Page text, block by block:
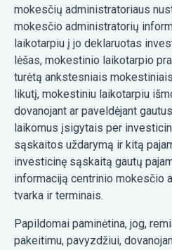
mokesčių administratoriaus
mokesčio administratorių
laikotarpiu į jo deklaruotas
lėšas, mokestinio laikotarpio
turėtą ankstesniais
likutį, mokestiniu laikotarpiu
dovanojant ar paveldėjant
laikomus įsigytais per
sąskaitos uždarymą ir kitą
investicinę sąskaitą gautų
informaciją centrinio mokesčio
tvarka ir terminais.
Papildomai paminėtina, jog,
pakeitimu, pavyzdžiui,